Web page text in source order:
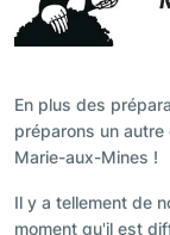
En plus des
préparons un
Marie-aux-Mines !
Il y a tellement de
moment qu'il est